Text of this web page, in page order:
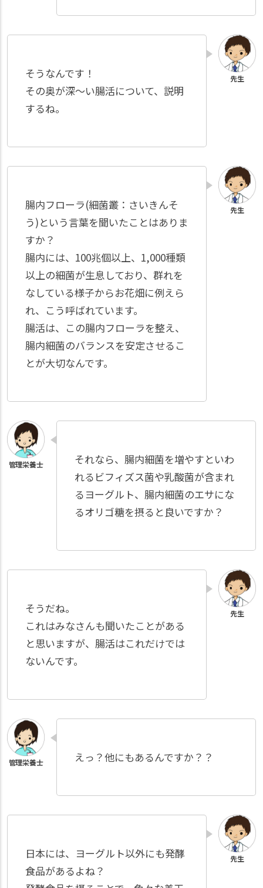
そうなんです！
その奥が深～い腸活について、説明
するね。
腸内フローラ(細菌叢：さいきんそ
う)という言葉を聞いたことはありま
すか？
腸内には、100兆個以上、1,000種類
以上の細菌が生息しており、群れを
なしている様子からお花畑に例えら
れ、こう呼ばれています。
腸活は、この腸内フローラを整え、
腸内細菌のバランスを安定させるこ
とが大切なんです。
それなら、腸内細菌を増やすといわ
れるビフィズス菌や乳酸菌が含まれ
るヨーグルト、腸内細菌のエサにな
るオリゴ糖を摂ると良いですか？
そうだね。
これはみなさんも聞いたことがある
と思いますが、腸活はこれだけでは
ないんです。
えっ？他にもあるんですか？？
日本には、ヨーグルト以外にも発酵
食品があるよね？